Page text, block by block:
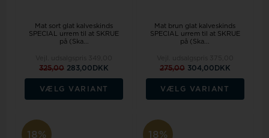
Mat sort glat kalveskinds
SPECIAL urrem til at SKRUE
på (Ska...
325,00 283,00DKK
VÆLG VARIANT
Mat brun glat kalveskinds
SPECIAL urrem til at SKRUE
på (Ska...
275,00 304,00DKK
VÆLG VARIANT
18% 18%